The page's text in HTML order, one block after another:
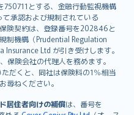
750711とする、金融行動監視機構
承認および規制されている
険契約は、登録番号を202846と
制機構（Prudential Regulation
Ltd が引き受けします。
保険会社の代理人を務めます。
だくと、同社は保険料の1％相当
尋ねください。
居住者向けの補償は、番号を